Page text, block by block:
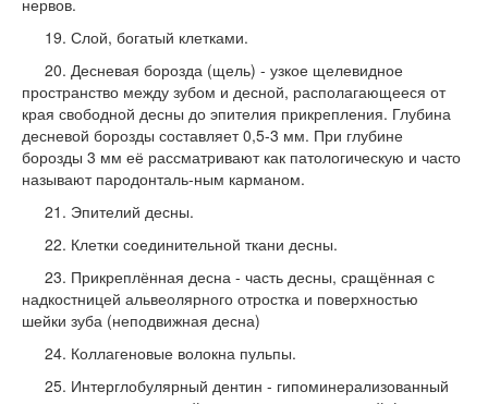
нервов.
19. Слой, богатый клетками.
20. Десневая борозда (щель) - узкое щелевидное
пространство между зубом и десной, располагающееся от
края сво­бодной десны до эпителия прикрепле­ния. Глубина
десневой борозды составляет 0,5-3 мм. При глубине
борозды 3 мм её рассматривают как патологиче­скую и часто
называют пародонталь-ным карманом.
21. Эпителий десны.
22. Клетки соединительной ткани десны.
23. Прикреплённая десна - часть десны, сращённая с
надкостницей альвеоляр­ного отростка и поверхностью
шейки зуба (неподвижная десна)
24. Коллагеновые волокна пульпы.
25. Интерглобулярный дентин - гипоминерализованный